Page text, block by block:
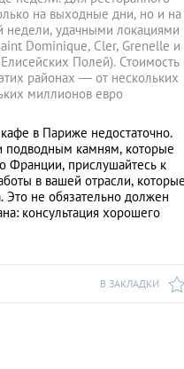
на выходные дни, но и на
недели, удачными локациями
Dominique, Cler, Grenelle и
Полей). Стоимость
районах — от нескольких
миллионов евро
в Париже недостаточно.
подводным камням, которые
Франции, прислушайтесь к
в вашей отрасли,
не обязательно должен
консультация хорошего
В ЗАКЛАДКИ